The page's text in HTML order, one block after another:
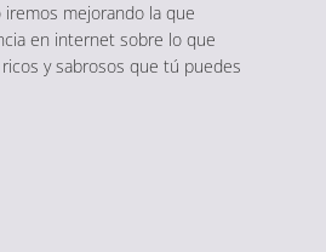
mejorando la que
en internet sobre lo que
y sabrosos que tú puedes